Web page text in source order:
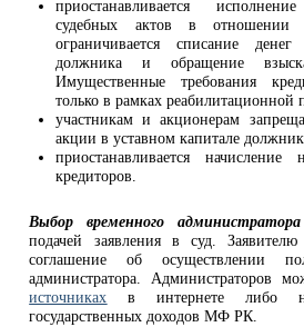
приостанавливается
судебных актов в отношении
ограничивается списание
должника и обращение
Имущественные требования
только в рамках реабилитационной
участникам и акционерам
акции в уставном капитале
приостанавливается
кредиторов.
Выбор временного администратора
подачей заявления в суд. Заявителю
соглашение об осуществлении
администратора. Администраторов
источниках в интернете либо
государственных доходов МФ РК.